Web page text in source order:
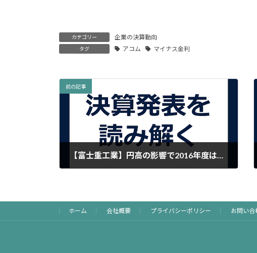
カテゴリー 企業の決算動向
タグ アコム マイナス金利
前の記事
【富士重工業】円高の影響で2016年度は減益予測も、競合比優位性の高い利益率は持続
ホーム 会社概要 プライバシーポリシー お問い合